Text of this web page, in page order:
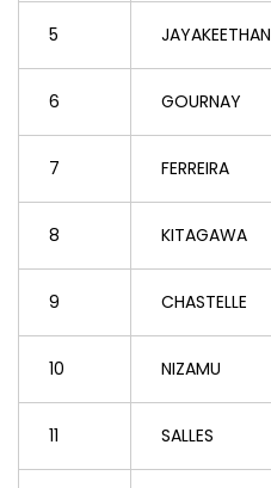
5 JAYAKEETHAN
6 GOURNAY
7 FERREIRA
8 KITAGAWA
9 CHASTELLE
10 NIZAMU
11 SALLES